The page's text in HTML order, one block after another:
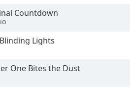
Countdown
Blinding Lights
One Bites the Dust